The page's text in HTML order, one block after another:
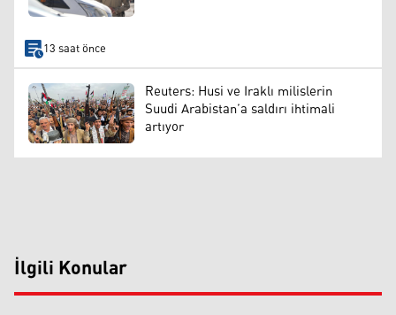
13 saat önce
Reuters: Husi ve Iraklı milislerin
Suudi Arabistan’a saldırı ihtimali
artıyor
İlgili Konular